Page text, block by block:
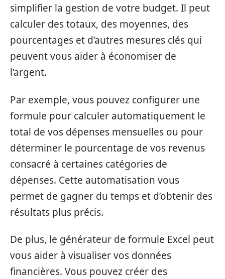
simplifier la gestion de votre budget. Il peut
calculer des totaux, des moyennes, des
pourcentages et d’autres mesures clés qui
peuvent vous aider à économiser de
l’argent.
Par exemple, vous pouvez configurer une
formule pour calculer automatiquement le
total de vos dépenses mensuelles ou pour
déterminer le pourcentage de vos revenus
consacré à certaines catégories de
dépenses. Cette automatisation vous
permet de gagner du temps et d’obtenir des
résultats plus précis.
De plus, le générateur de formule Excel peut
vous aider à visualiser vos données
financières. Vous pouvez créer des